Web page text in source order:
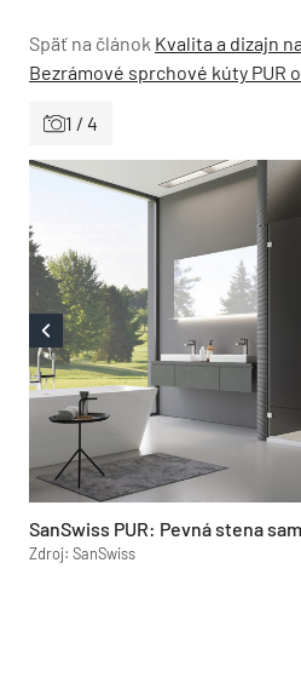
Späť na článok Kvalita a dizajn
Bezrámové sprchové kúty PUR
1 / 4
SanSwiss PUR: Pevná stena
Zdroj: SanSwiss